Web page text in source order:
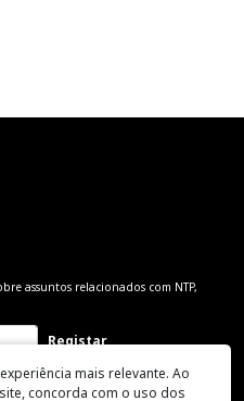
mais relevante. Ao
concorda com o uso dos
assuntos relacionados com NTP,
Please leave this field
empty.
Acompanhe-nos